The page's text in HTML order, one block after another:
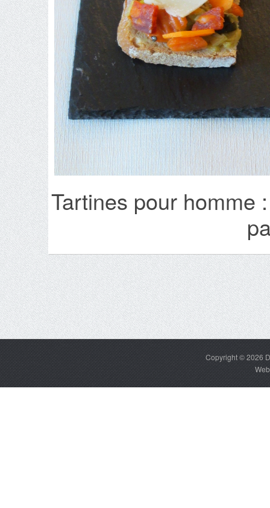
Tartines pour homme
Copyright © 2026